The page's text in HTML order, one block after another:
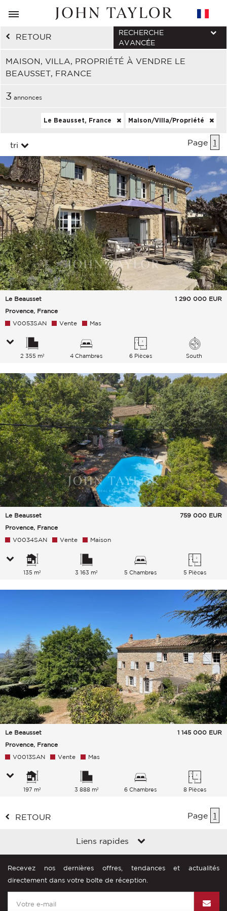
RETOUR
MAISON, VILLA, PROPRIÉTÉ À VENDRE LE
BEAUSSET, FRANCE
RECHERCHE
AVANCÉE
3 annonces
Le Beausset, France Maison/Villa/Propriété
tri Page 1
Le Beausset
Provence, France
1 290 000 EUR
V0053SAN Vente Mas
2 355 m² 4 Chambres 6 Pièces South
Le Beausset
Provence, France
759 000 EUR
V0034SAN Vente Maison
135 m² 3 163 m² 5 Chambres 5 Pièces
Le Beausset
Provence, France
1 145 000 EUR
V0013SAN Vente Mas
197 m² 3 888 m² 6 Chambres 8 Pièces
RETOUR Page 1
Liens rapides
Recevez nos dernières offres, tendances et actualités
directement dans votre boîte de réception.